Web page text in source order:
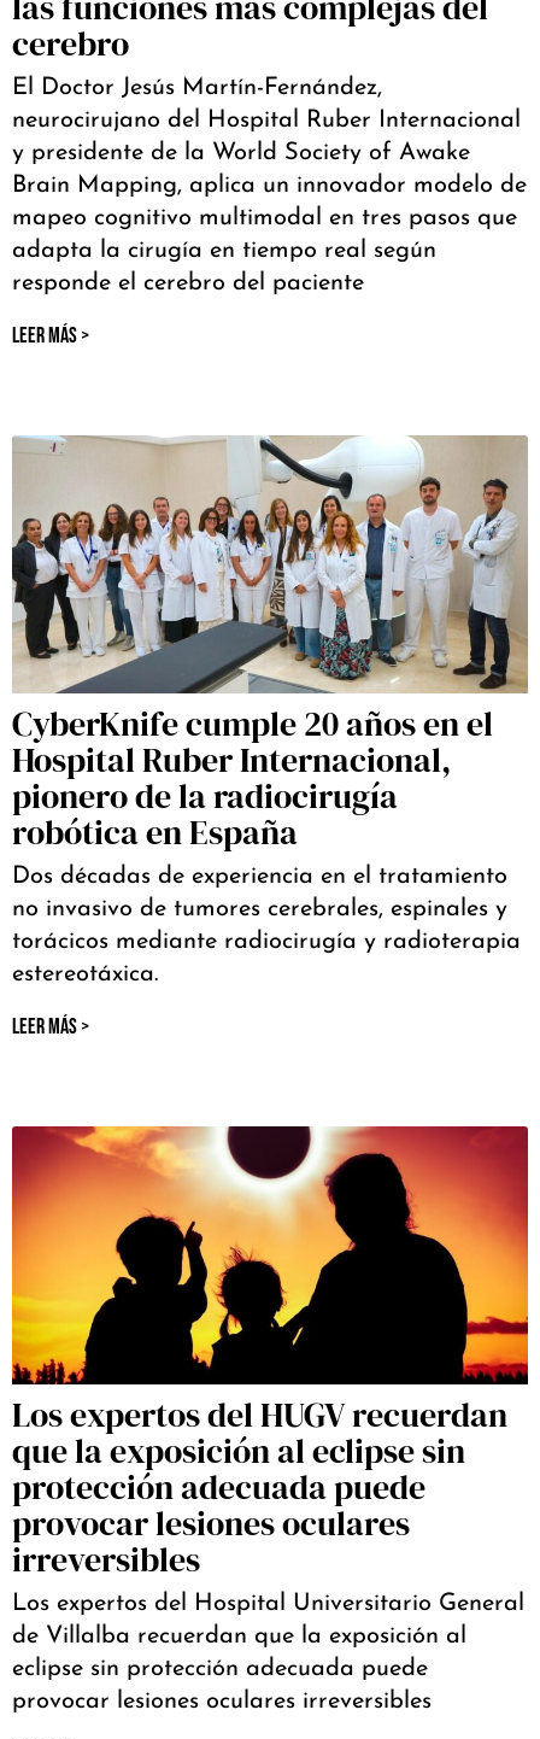
cerebro
El Doctor Jesús Martín-Fernández,
neurocirujano del Hospital Ruber Internacional
y presidente de la World Society of Awake
Brain Mapping, aplica un innovador modelo de
mapeo cognitivo multimodal en tres pasos que
adapta la cirugía en tiempo real según
responde el cerebro del paciente
LEER MÁS >
CyberKnife cumple 20 años en el
Hospital Ruber Internacional,
pionero de la radiocirugía
robótica en España
Dos décadas de experiencia en el tratamiento
no invasivo de tumores cerebrales, espinales y
torácicos mediante radiocirugía y radioterapia
estereotáxica.
LEER MÁS >
Los expertos del HUGV recuerdan
que la exposición al eclipse sin
protección adecuada puede
provocar lesiones oculares
irreversibles
Los expertos del Hospital Universitario General
de Villalba recuerdan que la exposición al
eclipse sin protección adecuada puede
provocar lesiones oculares irreversibles